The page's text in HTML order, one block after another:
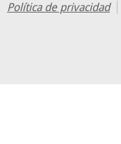
Política de privacidad